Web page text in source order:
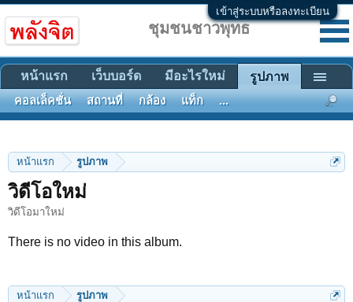
เข้าสู่ระบบหรือลงทะเบียน
หน้าแรก รูปภาพ
วิดีโอใหม่
วิดีโอมาใหม่
There is no video in this album.
หน้าแรก รูปภาพ
ชุมชนชาวพุทธ
หน้าแรก เว็บบอร์ด มีอะไรใหม่ รูปภาพ
คอลเล็คชั่น สถานที่ กล้อง แท็ก ...